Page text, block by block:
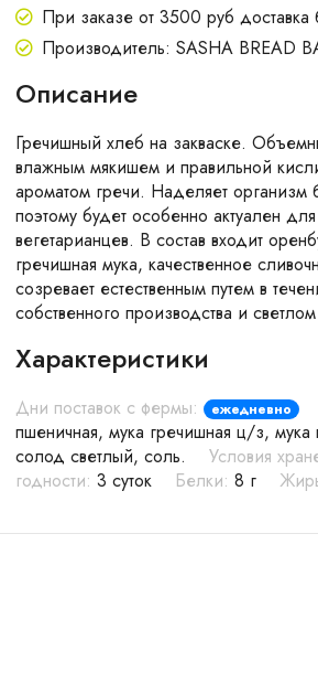
При заказе от 3500 руб доставка
Производитель: SASHA BREAD
Описание
Гречишный хлеб на закваске.
влажным мякишем и правильной
ароматом гречи. Наделяет организм
поэтому будет особенно актуален
вегетарианцев. В состав входит
гречишная мука, качественное
созревает естественным путем в
собственного производства и
Характеристики
Дни поставок с фермы: ежедневно
пшеничная, мука гречишная ц/з, мука
солод светлый, соль.
Условия
годности: 3 суток Белки: 8 г